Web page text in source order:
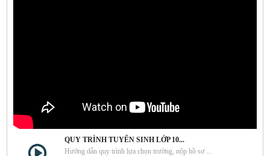
QUY TRÌNH TUYỂN SINH LỚP 10...
Hướng dẫn quy trình lựa chọn trường, nộp hồ sơ ...